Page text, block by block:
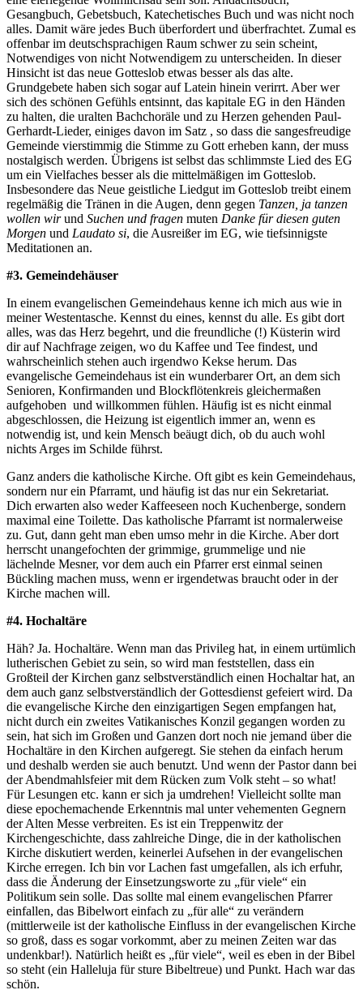
Gesangbuch, Gebetsbuch, Katechetisches Buch und was nicht noch
alles. Damit wäre jedes Buch überfordert und überfrachtet. Zumal es
offenbar im deutschsprachigen Raum schwer zu sein scheint,
Notwendiges von nicht Notwendigem zu unterscheiden. In dieser
Hinsicht ist das neue Gotteslob etwas besser als das alte.
Grundgebete haben sich sogar auf Latein hinein verirrt. Aber wer
sich des schönen Gefühls entsinnt, das kapitale EG in den Händen
zu halten, die uralten Bachchoräle und zu Herzen gehenden Paul-
Gerhardt-Lieder, einiges davon im Satz , so dass die sangesfreudige
Gemeinde vierstimmig die Stimme zu Gott erheben kann, der muss
nostalgisch werden. Übrigens ist selbst das schlimmste Lied des EG
um ein Vielfaches besser als die mittelmäßigen im Gotteslob.
Insbesondere das Neue geistliche Liedgut im Gotteslob treibt einem
regelmäßig die Tränen in die Augen, denn gegen Tanzen, ja tanzen
wollen wirund Suchen und fragen muten Danke für diesen guten
Morgen und Laudato si, die Ausreißer im EG, wie tiefsinnigste
Meditationen an.
#3. Gemeindehäuser
In einem evangelischen Gemeindehaus kenne ich mich aus wie in
meiner Westentasche. Kennst du eines, kennst du alle. Es gibt dort
alles, was das Herz begehrt, und die freundliche (!) Küsterin wird
dir auf Nachfrage zeigen, wo du Kaffee und Tee findest, und
wahrscheinlich stehen auch irgendwo Kekse herum. Das
evangelische Gemeindehaus ist ein wunderbarer Ort, an dem sich
Senioren, Konfirmanden und Blockflötenkreis gleichermaßen
aufgehoben und willkommen fühlen. Häufig ist es nicht einmal
abgeschlossen, die Heizung ist eigentlich immer an, wenn es
notwendig ist, und kein Mensch beäugt dich, ob du auch wohl
nichts Arges im Schilde führst.
Ganz anders die katholische Kirche. Oft gibt es kein Gemeindehaus,
sondern nur ein Pfarramt, und häufig ist das nur ein Sekretariat.
Dich erwarten also weder Kaffeeseen noch Kuchenberge, sondern
maximal eine Toilette. Das katholische Pfarramt ist normalerweise
zu. Gut, dann geht man eben umso mehr in die Kirche. Aber dort
herrscht unangefochten der grimmige, grummelige und nie
lächelnde Mesner, vor dem auch ein Pfarrer erst einmal seinen
Bückling machen muss, wenn er irgendetwas braucht oder in der
Kirche machen will.
#4. Hochaltäre
Häh? Ja. Hochaltäre. Wenn man das Privileg hat, in einem urtümlich
lutherischen Gebiet zu sein, so wird man feststellen, dass ein
Großteil der Kirchen ganz selbstverständlich einen Hochaltar hat, an
dem auch ganz selbstverständlich der Gottesdienst gefeiert wird. Da
die evangelische Kirche den einzigartigen Segen empfangen hat,
nicht durch ein zweites Vatikanisches Konzil gegangen worden zu
sein, hat sich im Großen und Ganzen dort noch nie jemand über die
Hochaltäre in den Kirchen aufgeregt. Sie stehen da einfach herum
und deshalb werden sie auch benutzt. Und wenn der Pastor dann bei
der Abendmahlsfeier mit dem Rücken zum Volk steht – so what!
Für Lesungen etc. kann er sich ja umdrehen! Vielleicht sollte man
diese epochemachende Erkenntnis mal unter vehementen Gegnern
der Alten Messe verbreiten. Es ist ein Treppenwitz der
Kirchengeschichte, dass zahlreiche Dinge, die in der katholischen
Kirche diskutiert werden, keinerlei Aufsehen in der evangelischen
Kirche erregen. Ich bin vor Lachen fast umgefallen, als ich erfuhr,
dass die Änderung der Einsetzungsworte zu „für viele“ ein
Politikum sein solle. Das sollte mal einem evangelischen Pfarrer
einfallen, das Bibelwort einfach zu „für alle“ zu verändern
(mittlerweile ist der katholische Einfluss in der evangelischen Kirche
so groß, dass es sogar vorkommt, aber zu meinen Zeiten war das
undenkbar!). Natürlich heißt es „für viele“, weil es eben in der Bibel
so steht (ein Halleluja für sture Bibeltreue) und Punkt. Hach war das
schön.